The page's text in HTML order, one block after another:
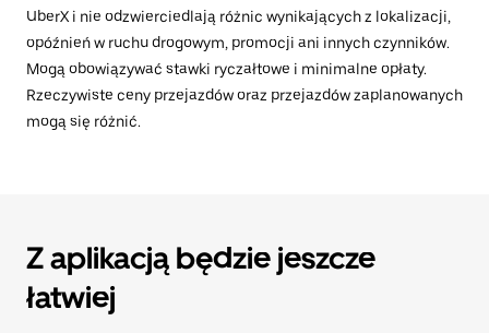
UberX i nie odzwierciedlają różnic wynikających z lokalizacji,
opóźnień w ruchu drogowym, promocji ani innych czynników.
Mogą obowiązywać stawki ryczałtowe i minimalne opłaty.
Rzeczywiste ceny przejazdów oraz przejazdów zaplanowanych
mogą się różnić.
Z aplikacją będzie jeszcze
łatwiej